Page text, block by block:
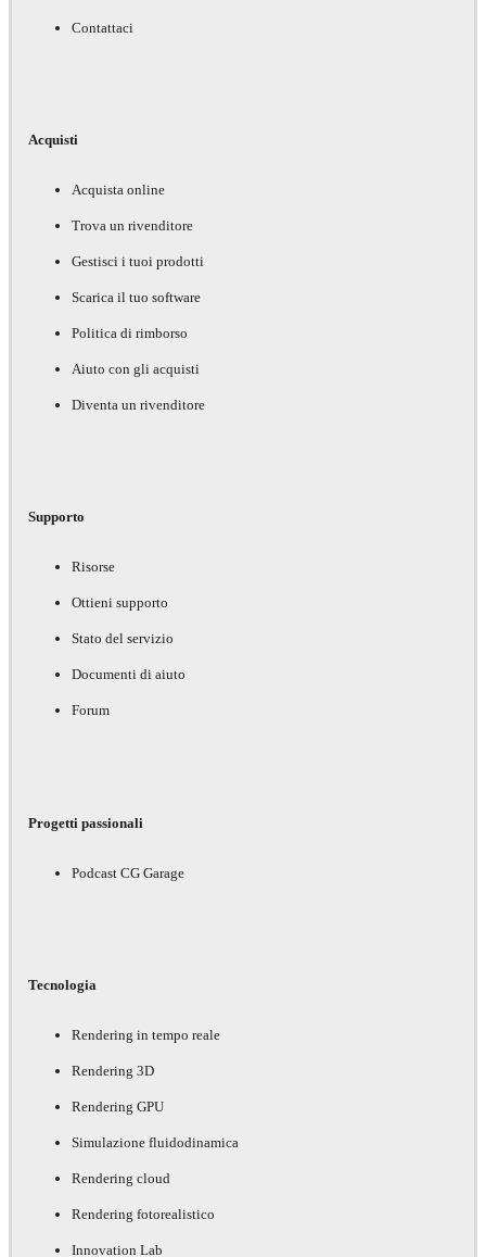
Contattaci
Acquisti
Acquista online
Trova un rivenditore
Gestisci i tuoi prodotti
Scarica il tuo software
Politica di rimborso
Aiuto con gli acquisti
Diventa un rivenditore
Supporto
Risorse
Ottieni supporto
Stato del servizio
Documenti di aiuto
Forum
Progetti passionali
Podcast CG Garage
Tecnologia
Rendering in tempo reale
Rendering 3D
Rendering GPU
Simulazione fluidodinamica
Rendering cloud
Rendering fotorealistico
Innovation Lab